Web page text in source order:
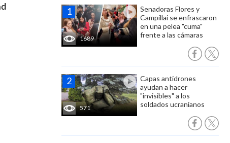
1689
Senadoras Flores y
Campillai se enfrascaron
en una pelea "cuma"
frente a las cámaras
571
Capas antidrones
ayudan a hacer
"invisibles" a los
soldados ucranianos